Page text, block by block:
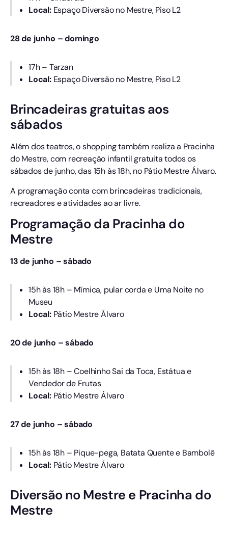
Local: Espaço Diversão no Mestre, Piso L2
28 de junho – domingo
17h – Tarzan
Local:Espaço Diversão no Mestre, Piso L2
Brincadeiras gratuitas aos
sábados
Além dos teatros, o shopping também realiza a Pracinha
do Mestre, com recreação infantil gratuita todos os
sábados de junho, das 15h às 18h, no Pátio Mestre Álvaro.
A programação conta com brincadeiras tradicionais,
recreadores e atividades ao ar livre.
Programação da Pracinha do
Mestre
13 de junho – sábado
15h às 18h – Mímica, pular corda e Uma Noite no
Museu
Local: Pátio Mestre Álvaro
20 de junho – sábado
15h às 18h – Coelhinho Sai da Toca, Estátua e
Vendedor de Frutas
Local: Pátio Mestre Álvaro
27 de junho – sábado
15h às 18h – Pique-pega, Batata Quente e Bambolê
Local: Pátio Mestre Álvaro
Diversão no Mestre e Pracinha do
Mestre